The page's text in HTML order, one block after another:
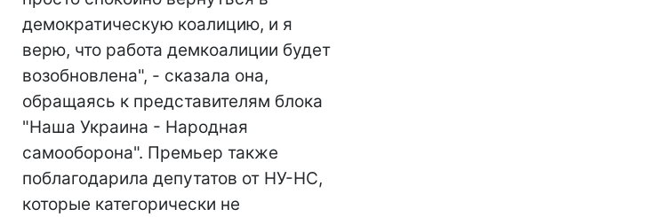
демократическую коалицию, и я
верю, что работа демкоалиции будет
возобновлена", - сказала она,
обращаясь к представителям блока
"Наша Украина - Народная
самооборона". Премьер также
поблагодарила депутатов от НУ-НС,
которые категорически не